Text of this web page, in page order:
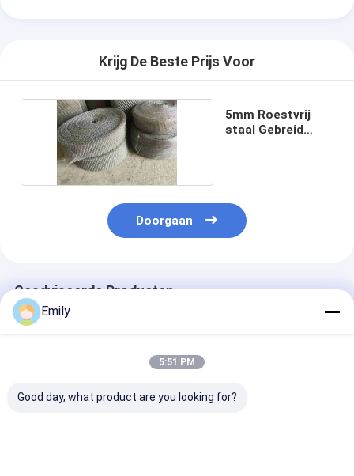
Krijg De Beste Prijs Voor
5mm Roestvrij
staal Gebreid
Doorgaan
Geadviseerde Producten
Emily
5:51 PM
Good day, what product are you looking for?